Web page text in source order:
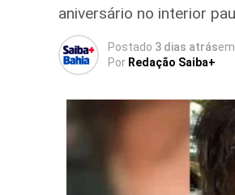
aniversário no interior
Postado 3 dias atrásem
Por Redação Saiba+